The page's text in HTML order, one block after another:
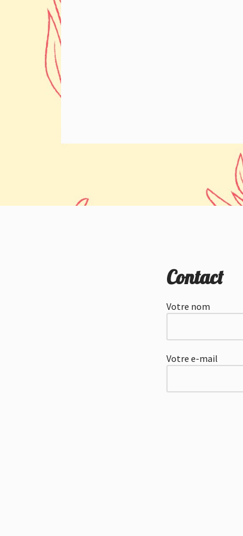
Contact
Votre nom
Votre e-mail